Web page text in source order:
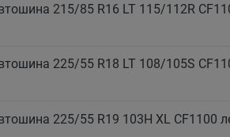
215/85 R16 LT 115/112R
225/55 R18 LT 108/105S
225/55 R19 103H XL CF1100